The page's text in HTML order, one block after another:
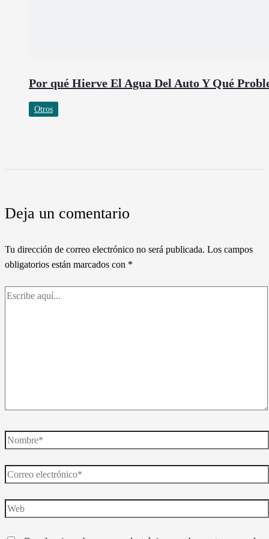
Por qué Hierve El Agua Del Auto Y Qué
Otros
Deja un comentario
Tu dirección de correo electrónico no será publicada. Los campos
obligatorios están marcados con *
Escribe
Nombre*
Correo
electrónico*
Web